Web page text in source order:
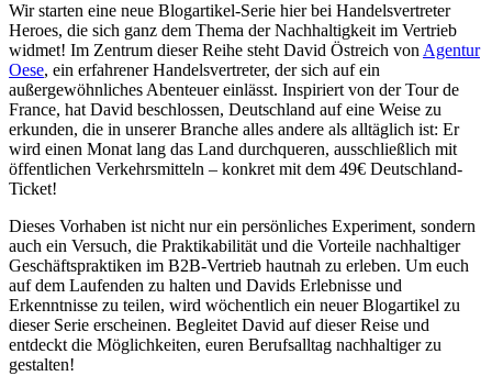
Wir starten eine neue Blogartikel-Serie hier bei Handelsvertreter
Heroes, die sich ganz dem Thema der Nachhaltigkeit im Vertrieb
widmet! Im Zentrum dieser Reihe steht David Östreich von Agentur
Oese, ein erfahrener Handelsvertreter, der sich auf ein
außergewöhnliches Abenteuer einlässt. Inspiriert von der Tour de
France, hat David beschlossen, Deutschland auf eine Weise zu
erkunden, die in unserer Branche alles andere als alltäglich ist: Er
wird einen Monat lang das Land durchqueren, ausschließlich mit
öffentlichen Verkehrsmitteln – konkret mit dem 49€ Deutschland-
Ticket!
Dieses Vorhaben ist nicht nur ein persönliches Experiment, sondern
auch ein Versuch, die Praktikabilität und die Vorteile nachhaltiger
Geschäftspraktiken im B2B-Vertrieb hautnah zu erleben. Um euch
auf dem Laufenden zu halten und Davids Erlebnisse und
Erkenntnisse zu teilen, wird wöchentlich ein neuer Blogartikel zu
dieser Serie erscheinen. Begleitet David auf dieser Reise und
entdeckt die Möglichkeiten, euren Berufsalltag nachhaltiger zu
gestalten!